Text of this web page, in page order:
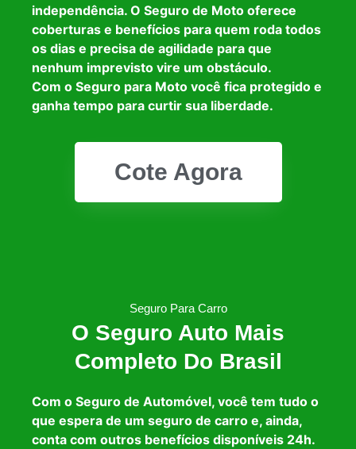
independência. O Seguro de Moto oferece
coberturas e benefícios para quem roda todos
os dias e precisa de agilidade para que
nenhum imprevisto vire um obstáculo.
Com o Seguro para Moto você fica protegido e
ganha tempo para curtir sua liberdade.
Cote Agora
Seguro Para Carro
O Seguro Auto Mais
Completo Do Brasil
Com o Seguro de Automóvel, você tem tudo o
que espera de um seguro de carro e, ainda,
conta com outros benefícios disponíveis 24h.